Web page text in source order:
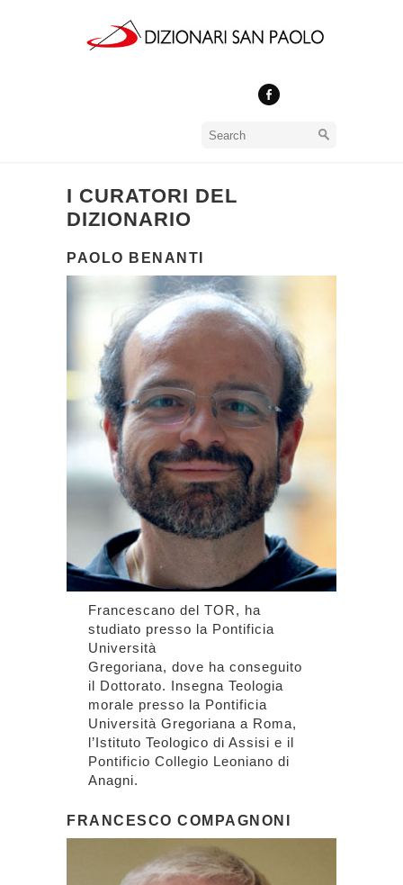
I CURATORI DEL
DIZIONARIO
PAOLO BENANTI
Francescano del TOR, ha
studiato presso la Pontificia
Università
Gregoriana, dove ha conseguito
il Dottorato. Insegna Teologia
morale presso la Pontificia
Università Gregoriana a Roma,
l’Istituto Teologico di Assisi e il
Pontificio Collegio Leoniano di
Anagni.
FRANCESCO COMPAGNONI